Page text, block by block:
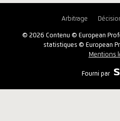
Arbitrage
© 2026 Contenu © European
statistiques © European
Mentions
Fourni par